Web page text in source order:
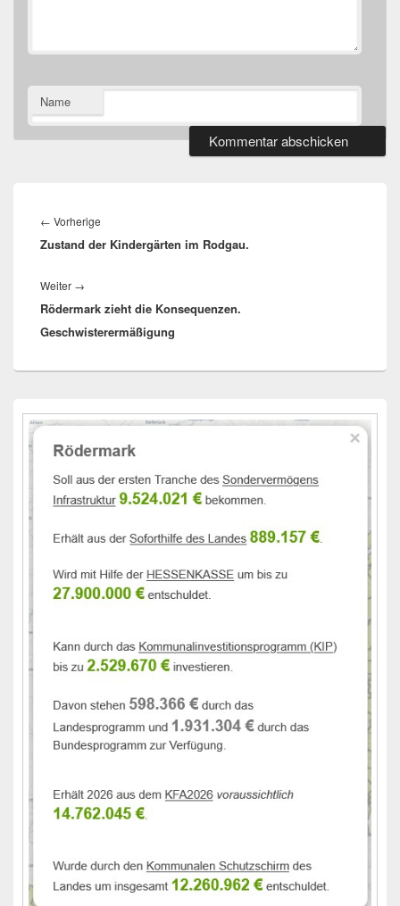
Name
← Vorherige
Beitrag:
Zustand der Kindergärten im Rodgau.
Weiter →
Beitrag:
Rödermark zieht die Konsequenzen.
Geschwisterermäßigung
Seitenleisten-
Widgetbereich